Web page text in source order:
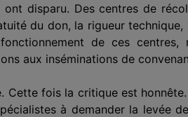
ont disparu. Des centres de
du don, la rigueur
de ces
aux inséminations de
Cette fois la critique est
à demander la levée